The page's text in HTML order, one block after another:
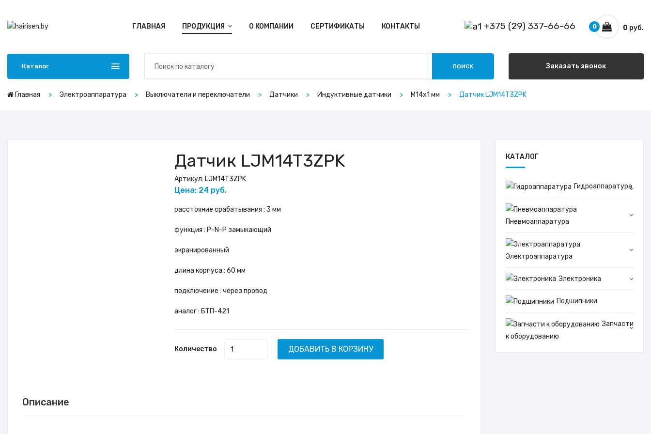
ГЛАВНАЯ ПРОДУКЦИЯ О КОМПАНИИ СЕРТИФИКАТЫ КОНТАКТЫ +375 (29) 337-66-66 0 руб.
0
Каталог ПОИСК Заказать звонок
Главная Электроаппаратура Выключатели и переключатели Датчики Индуктивные датчики M14х1 мм Датчик LJM14T3ZPK
Датчик LJM14T3ZPK
Артикул: LJM14T3ZPK
Цена: 24 руб.
расстояние срабатывания : 3 мм
функция : P-N-P замыкающий
экранированный
длина корпуса : 60 мм
подключение : через провод
аналог : БТП-421
Количество ДОБАВИТЬ В КОРЗИНУ
Описание
КАТАЛОГ
Гидроаппаратура
Пневмоаппаратура
Электроаппаратура
Электроника
Подшипники
Запчасти
к оборудованию